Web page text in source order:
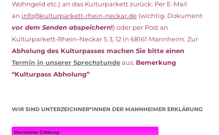
Wohngeld etc.) an das Kulturparkett zurück: Per E-Mail
an info@kulturparkett-rhein-neckar.de (wichtig: Dokument
vor dem Senden abspeichern!) oder per Post an
Kulturparkett-Rhein-Neckar S 3, 12 in 68161 Mannheim. Zur
Abholung des Kulturpasses machen Sie bitte einen
Termin in unserer Sprechstundeaus. Bemerkung
“Kulturpass Abholung”
WIR SIND UNTERZEICHNER*INNEN DER MANNHEIMER ERKLÄRUNG